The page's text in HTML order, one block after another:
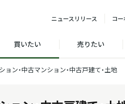
ニュース リリース コー
買いたい 売りたい
ョン・中古マンション・中古戸建て・土地